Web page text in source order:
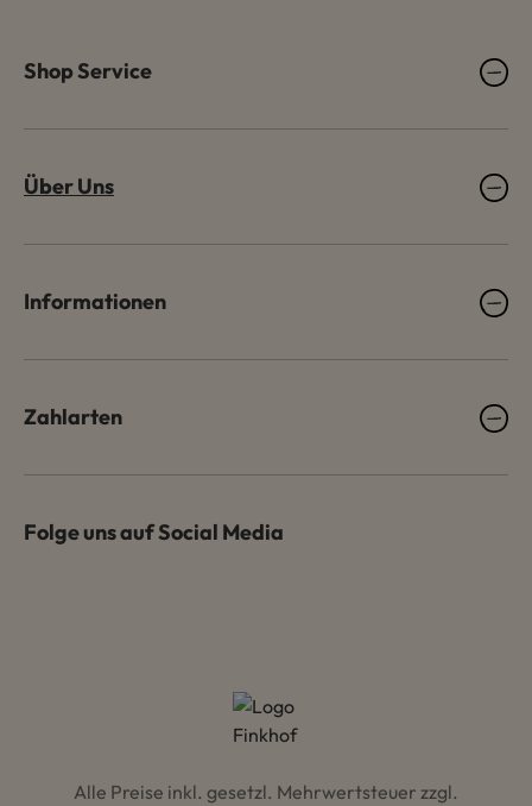
Shop Service
Über Uns
Informationen
Zahlarten
Folge uns auf Social Media
Alle Preise inkl. gesetzl. Mehrwertsteuer zzgl.